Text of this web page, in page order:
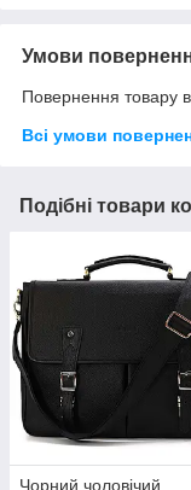
Умови
Повернення товару
Всі умови
Подібні товари
Чорний чоловічий